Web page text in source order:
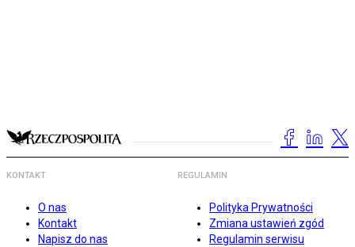
KONTAKT
O nas
Kontakt
Napisz do nas
REGULAMIN
Polityka Prywatności
Zmiana ustawień zgód
Regulamin serwisu